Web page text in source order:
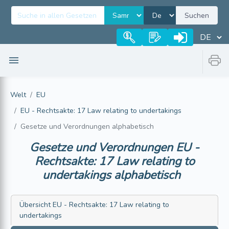
Suchen
Welt
EU
EU - Rechtsakte: 17 Law relating to undertakings
Gesetze und Verordnungen alphabetisch
Gesetze und VerordnungenEU -
Rechtsakte: 17 Law relating to
undertakingsalphabetisch
ÜbersichtEU - Rechtsakte: 17 Law relating to
undertakings